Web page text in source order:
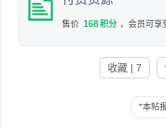
售价 168积分 ，会员可享
收藏 | 7